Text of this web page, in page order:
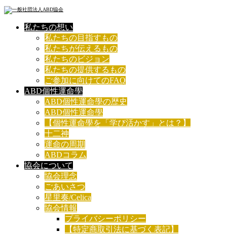
私たちの想い
私たちの目指すもの
私たちが伝えるもの
私たちのビジョン
私たちの提供するもの
ご参加に向けてのFAQ
ABD個性運命學
ABD個性運命學の歴史
ABD個性運命學
【個性運命學を「学び活かす」とは？】
十二神
運命の周期
ABDコラム
協会について
協会理念
ごあいさつ
星里奏/Celica
協会情報
プライバシーポリシー
【特定商取引法に基づく表記】